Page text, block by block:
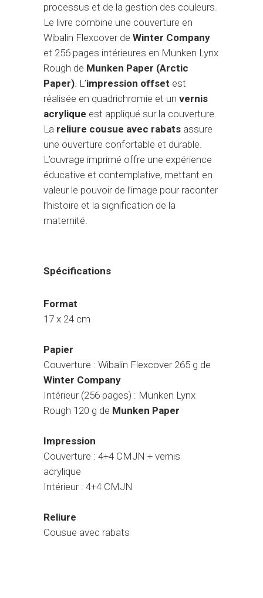
processus et de la gestion des couleurs.
Le livre combine une couverture en
Wibalin Flexcover de Winter Company
et 256 pages intérieures en Munken Lynx
Rough de Munken Paper (Arctic
Paper). L’impression offset est
réalisée en quadrichromie et un vernis
acrylique est appliqué sur la couverture.
La reliure cousue avec rabats assure
une ouverture confortable et durable.
L’ouvrage imprimé offre une expérience
éducative et contemplative, mettant en
valeur le pouvoir de l’image pour raconter
l’histoire et la signification de la
maternité.
Spécifications
Format
17 x 24 cm
Papier
Couverture : Wibalin Flexcover 265 g de
Winter Company
Intérieur (256 pages) : Munken Lynx
Rough 120 g de Munken Paper
Impression
Couverture : 4+4 CMJN + vernis
acrylique
Intérieur : 4+4 CMJN
Reliure
Cousue avec rabats